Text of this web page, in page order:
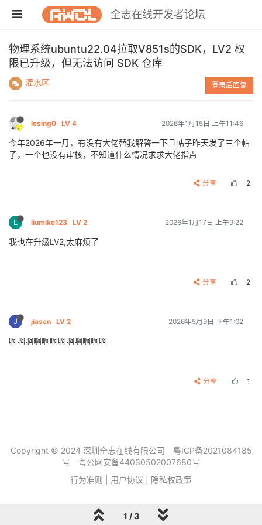
全志在线开发者论坛
物理系统ubuntu22.04拉取V851s的SDK，LV2 权
限已升级，但无法访问 SDK 仓库
灌水区 登录后回复
lcsing0 LV 4 2026年1月15日 上午11:46
今年2026年一月，有没有大佬替我解答一下且帖子昨天发了三个帖
子，一个也没有审核，不知道什么情况求求大佬指点
分享 2
L liumike123 LV 2 2026年1月17日 上午9:22
我也在升级LV2,太麻烦了
分享 2
J jiasen LV 2 2026年5月9日 下午1:02
啊啊啊啊啊啊啊啊啊啊啊啊
分享 1
1 / 3
Copyright © 2024 深圳全志在线有限公司
粤ICP备2021084185
号
粤公网安备44030502007680号
行为准则
用户协议 隐私权政策